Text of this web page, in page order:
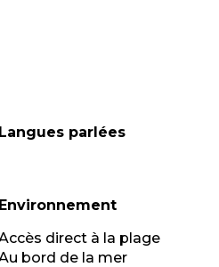
Langues parlées
Langues parlées
Environnement
Environnement
direct à la plage
bord de la mer